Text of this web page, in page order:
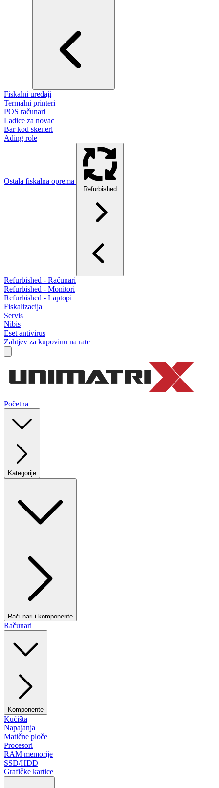
Fiskalni uređaji
Termalni printeri
POS računari
Ladice za novac
Bar kod skeneri
Ading role
Ostala fiskalna oprema
Refurbished
Refurbished - Računari
Refurbished - Monitori
Refurbished - Laptopi
Fiskalizacija
Servis
Nibis
Eset antivirus
Zahtjev za kupovinu na rate
Početna
Kategorije
Računari i komponente
Računari
Komponente
Kućišta
Napajanja
Matične ploče
Procesori
RAM memorije
SSD/HDD
Grafičke kartice